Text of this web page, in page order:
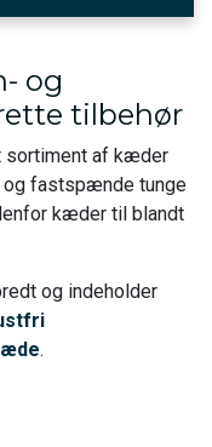
og
tilbehør
sortiment af kæder
fastspænde tunge
kæder til blandt
og indeholder
.